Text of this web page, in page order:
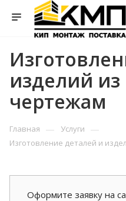
изделий
чертежам
Главная — Услуги —
Изготовление деталей и
Оформите заявку на